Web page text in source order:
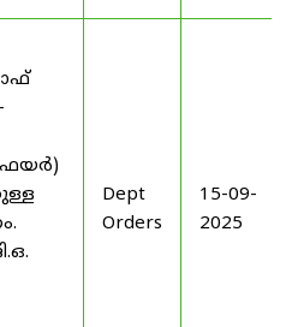
Dept
Orders
15-09-
2025